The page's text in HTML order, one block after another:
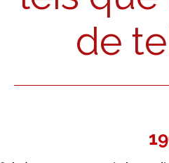
de